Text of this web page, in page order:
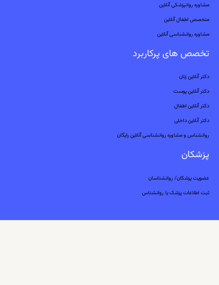
مشاوره روانپزشکی آنلاین
متخصص اطفال آنلاین
مشاوره روانشناسی آنلاین
تخصص های پرکاربرد
دکتر آنلاین زنان
دکتر آنلاین پوست
دکتر آنلاین اطفال
دکتر آنلاین داخلی
روانشناس و مشاوره روانشناسی آنلاین رایگان
پزشکان
عضویت پزشکان/ روانشناسان
ثبت اطلاعات پزشک یا روانشناس